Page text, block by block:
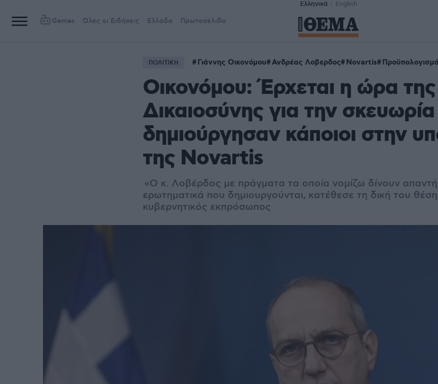
Ελληνικά English
Games Όλες οι Ειδήσεις Ελλάδα Πρωτοσέλιδα
ΠΟΛΙΤΙΚΗ Γιάννης Οικονόμου Ανδρέας Λοβερδος Novartis
Οικονόμου: Έρχεται η ώρα της
Δικαιοσύνης για την
δημιούργησαν κάποιοι στην
της Νοvartis
«Ο κ. Λοβέρδος με πράγματα τα οποία νομίζω δίνουν
ερωτηματικά που δημιουργούνται, κατέθεσε τη δική του
κυβερνητικός εκπρόσωπος